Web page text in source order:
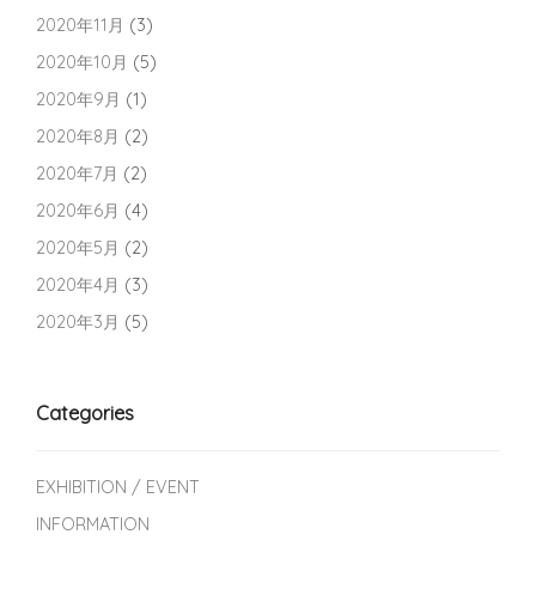
2020年11月 (3)
2020年10月 (5)
2020年9月 (1)
2020年8月 (2)
2020年7月 (2)
2020年6月 (4)
2020年5月 (2)
2020年4月 (3)
2020年3月 (5)
Categories
EXHIBITION / EVENT
INFORMATION